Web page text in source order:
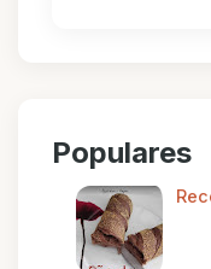
Populares